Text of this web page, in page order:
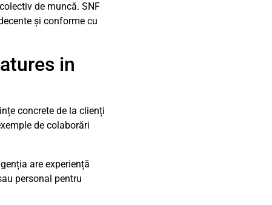
de muncă. SNF
și conforme cu
in
concrete de la clienți
de colaborări
are experiență
personal pentru